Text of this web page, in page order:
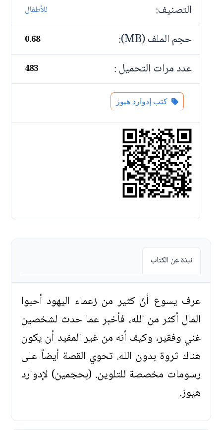
التصنيف: للأطفال
حجم الملف (MB): 0.68
عدد مرات التحميل : 483
كتب إدوارد هيوز
نبذة عن الكتاب
عرف يسوع أنّ كثير من زعماء اليهود أحبوا
المال أكثر من الله، فأخبر عما حدث لشخصين
غني وفقير، وكيف أنه من غير المفيد أن يكون
هناك ثروة بدون الله. تحوي القصة أيضاً على
رسومات مخصصة للتلوين. (بحجمين) لإدوارد
هيوز.